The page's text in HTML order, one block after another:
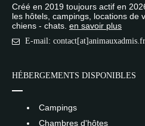
Créé en 2019 toujours actif en
les hôtels, campings, locations de
chiens - chats. en savoir plus
E-mail: contact[at]animauxadmis.fr
HÉBERGEMENTS DISPONIBLES
Campings
Chambres d'hôtes